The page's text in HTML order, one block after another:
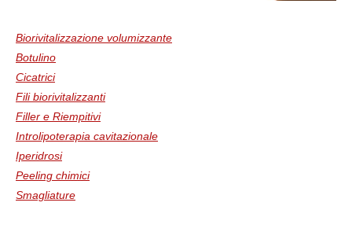
Biorivitalizzazione volumizzante
Botulino
Cicatrici
Fili biorivitalizzanti
Filler e Riempitivi
Introlipoterapia cavitazionale
Iperidrosi
Peeling chimici
Smagliature